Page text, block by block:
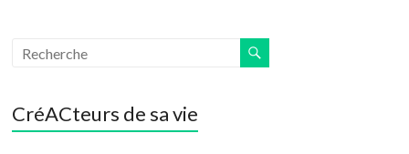
CréACteurs de sa vie